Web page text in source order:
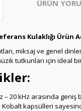
ÜRÜN
Kulaklığı Ürün
miksaj ve genel
tutkunları için ideal
– 20 kHz arasında
: Kobalt kapsülleri